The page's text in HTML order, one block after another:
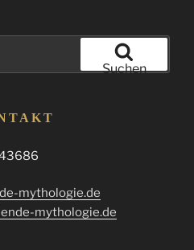
Suchen
mythologie.de
mythologie.de